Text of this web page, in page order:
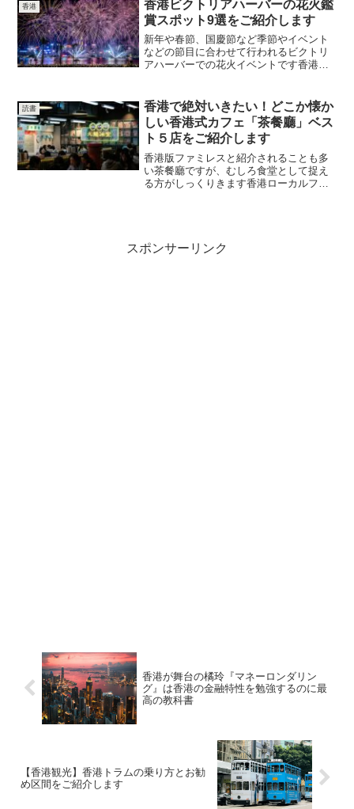
香港人の友人に「蛇ス...
香港
香港ビクトリアハーバーの花火鑑
賞スポット9選をご紹介します
新年や春節、国慶節など季節やイベント
などの節目に合わせて行われるビクトリ
アハーバーでの花火イベントです香港内
ポットに集まりその混雑もなかなかのも
のがあります事情を知らず...
読書
香港で絶対いきたい！どこか懐か
しい香港式カフェ「茶餐廳」ベス
ト５店をご紹介します
香港版ファミレスと紹介されることも多
い茶餐廳ですが、むしろ食堂として捉え
る方がしっくりきます香港ローカルフー
スポンサーリンク
香港が舞台の橘玲『マネーロンダリン
グ』は香港の金融特性を勉強するのに最
高の教科書
【香港観光】香港トラムの乗り方とお勧
め区間をご紹介します